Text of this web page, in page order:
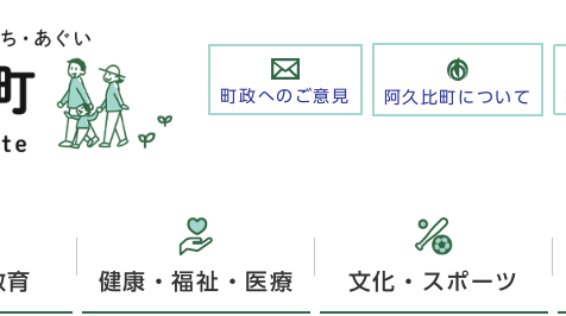
町政へのご意見 阿久比町について
育 健康・福祉・医療 文化・スポーツ